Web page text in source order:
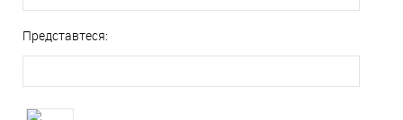
Представтеся: